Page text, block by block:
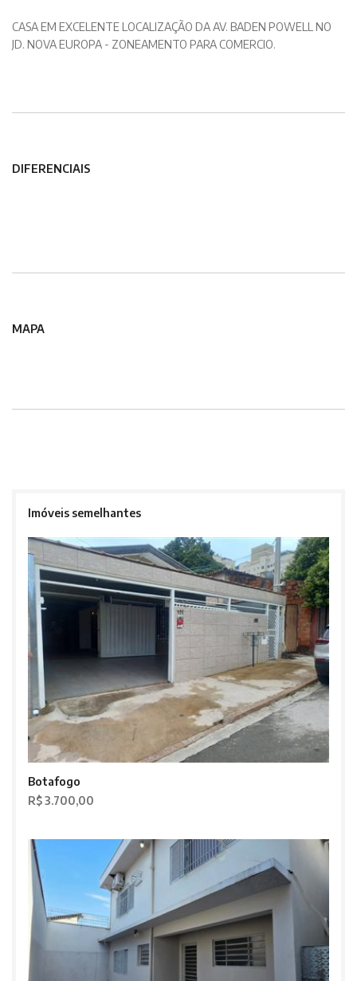
CASA EM EXCELENTE LOCALIZAÇÃO DA AV. BADEN POWELL NO
JD. NOVA EUROPA - ZONEAMENTO PARA COMERCIO.
DIFERENCIAIS
MAPA
Imóveis semelhantes
Botafogo
R$ 3.700,00